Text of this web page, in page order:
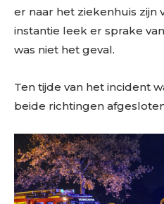
er naar het ziekenhuis zijn
instantie leek er sprake
was niet het geval.
Ten tijde van het incident
beide richtingen